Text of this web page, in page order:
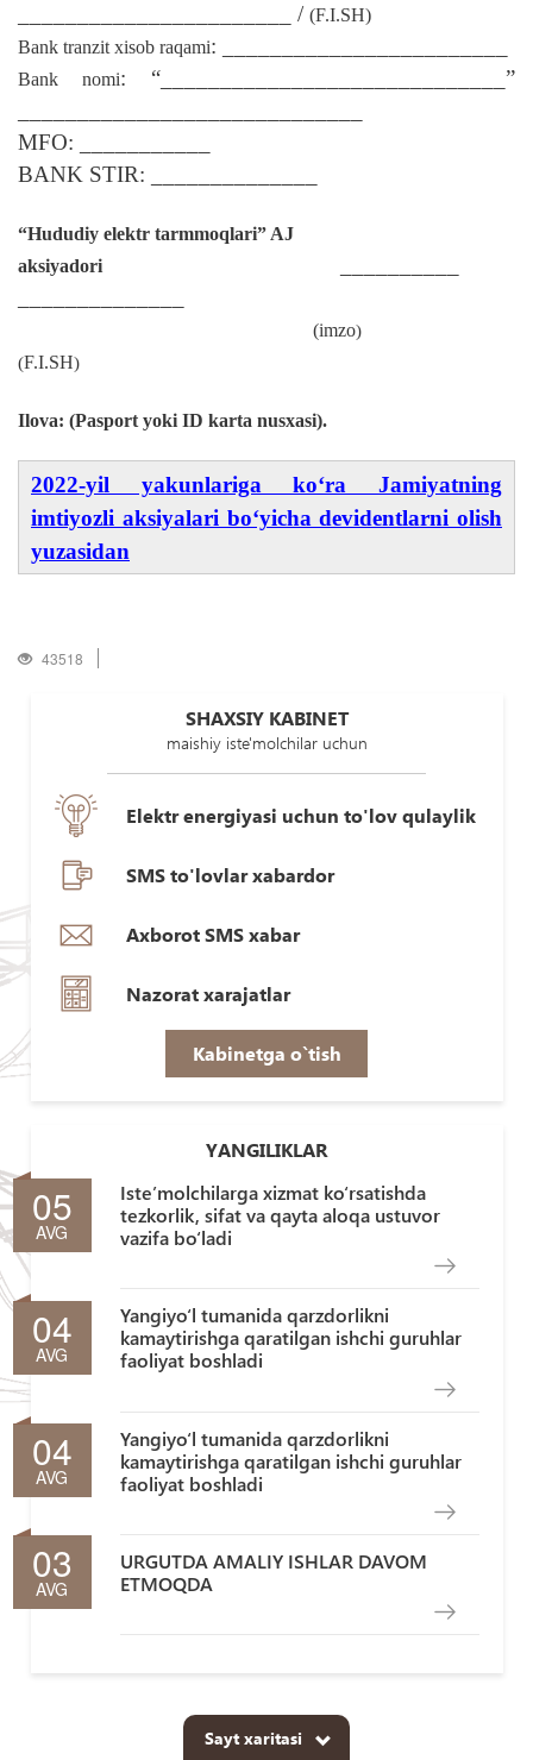
_______________________ / (F.I.SH)
Bank tranzit xisob raqami: ________________________
Bank nomi: “_____________________________”
MFO: ___________
BANK STIR: ______________
“Hududiy elektr tarmmoqlari” AJ
aksiyadori
(imzo)
(F.I.SH)
Ilova: (Pasport yoki ID karta nusxasi).
2022-yil yakunlariga kо‘ra Jamiyatning
imtiyozli aksiyalari bо‘yicha devidentlarni olish
yuzasidan
43518
SHAXSIY KABINET
maishiy iste'molchilar uchun
Elektr energiyasi uchun to'lov qulaylik
SMS to'lovlar xabardor
Axborot SMS xabar
Nazorat xarajatlar
Kabinetga o`tish
YANGILIKLAR
05
AVG
Iste’molchilarga xizmat ko‘rsatishda
tezkorlik, sifat va qayta aloqa ustuvor
vazifa bo‘ladi
04
AVG
Yangiyo‘l tumanida qarzdorlikni
kamaytirishga qaratilgan ishchi guruhlar
faoliyat boshladi
04
AVG
Yangiyo‘l tumanida qarzdorlikni
kamaytirishga qaratilgan ishchi guruhlar
faoliyat boshladi
03
AVG
URGUTDA AMALIY ISHLAR DAVOM
ETMOQDA
Sayt xaritasi